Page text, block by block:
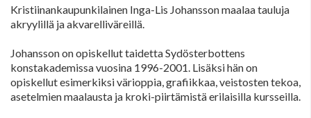
Kristiinankaupunkilainen Inga-Lis Johansson maalaa tauluja
akryylillä ja akvarelliväreillä.
Johansson on opiskellut taidetta Sydösterbottens
konstakademissa vuosina 1996-2001. Lisäksi hän on
opiskellut esimerkiksi värioppia, grafiikkaa, veistosten tekoa,
asetelmien maalausta ja kroki-piirtämistä erilaisilla kursseilla.